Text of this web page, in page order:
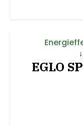
EGLO